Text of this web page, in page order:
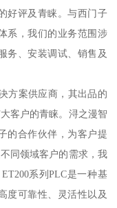
好评及青睐。与西门子
系，我们的业务范围涉
务、安装调试、销售及
案供应商，其出品的
客户的青睐。浔之漫智
的合作伙伴，为客户提
同领域客户的需求，我
系列PLC是一种基
度可靠性、灵活性以及